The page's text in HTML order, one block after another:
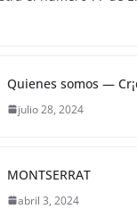
Quienes somos —
julio 28, 2024
MONTSERRAT
abril 3, 2024